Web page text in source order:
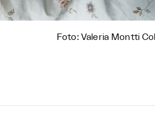
Foto: Valeria Montti